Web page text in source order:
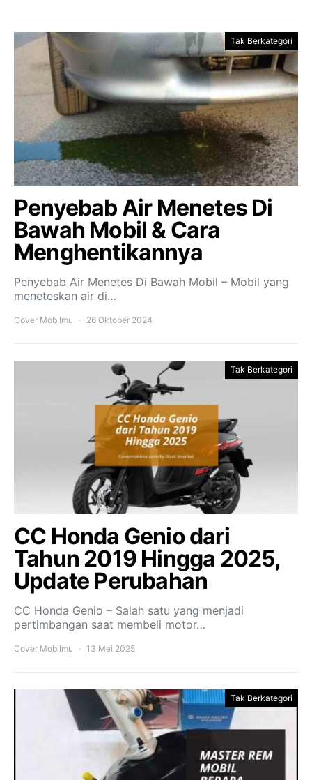
Tak Berkategori
Penyebab Air Menetes Di
Bawah Mobil & Cara
Menghentikannya
Penyebab Air Menetes Di Bawah Mobil – Mobil yang
meneteskan air di…
Cover Mobilmu 26 Oktober 2024
Tak Berkategori
CC Honda Genio dari
Tahun 2019 Hingga 2025,
Update Perubahan
CC Honda Genio – Salah satu yang menjadi
pertimbangan saat membeli motor…
Cover Mobilmu 13 Mei 2025
Tak Berkategori